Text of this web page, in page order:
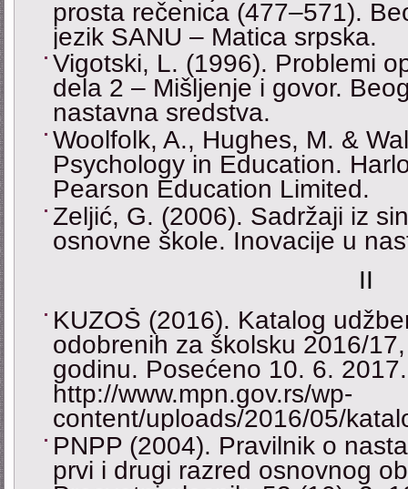
prosta rečenica (477–571).
jezik SANU – Matica srpska.
Vigotski, L. (1996). Problemi
dela 2 – Mišljenje i govor.
nastavna sredstva.
Woolfolk, A., Hughes, M. &
Psychology in Education.
Pearson Education Limited.
Zeljić, G. (2006). Sadržaji iz
osnovne škole. Inovacije u
II
KUZOŠ (2016). Katalog
odobrenih za školsku 2016/
godinu. Posećeno 10. 6.
http://www.mpn.gov.rs/wp-
content/uploads/2016/05/
PNPP (2004). Pravilnik o
prvi i drugi razred osnovnog